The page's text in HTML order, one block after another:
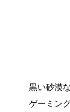
黒い砂漠
ゲーミン